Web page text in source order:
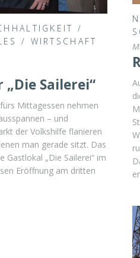
/
/ WIRTSCHAFT
Sailerei“
Mittagessen nehmen
– und
der Volkshilfe flanieren
man gerade sitzt. Das
Gastlokal „Die Sailerei“ im
Eröffnung am dritten